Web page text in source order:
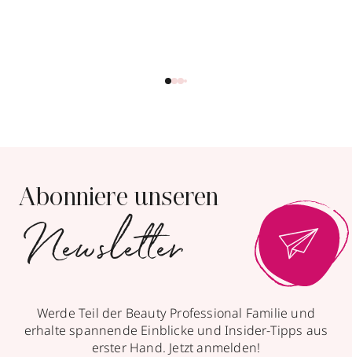
Abonniere unseren
Newsletter
Werde Teil der Beauty Professional Familie und
erhalte spannende Einblicke und Insider-Tipps aus
erster Hand. Jetzt anmelden!